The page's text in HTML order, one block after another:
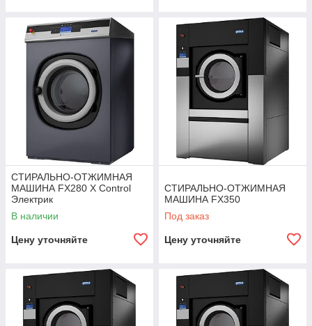
СТИРАЛЬНО-ОТЖИМНАЯ
МАШИНА FX280 X Control
Электрик
В наличии
Цену уточняйте
СТИРАЛЬНО-ОТЖИМНАЯ
МАШИНА FX350
Под заказ
Цену уточняйте